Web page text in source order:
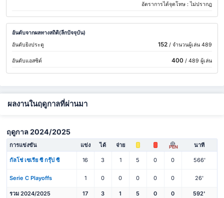
อัตราการได้จุดโทษ :ไม่ปรากฎ
อันดับจากผลทางสถิติ(ลีกปัจจุบัน)
อันดับยิงประตู
152/ จำนวนผู้เล่น 489
อันดับแอสซิต์ 400 / 489 ผู้เล่น
ผลงานในฤดูกาลที่ผ่านมา
ฤดูกาล 2024/2025
การแข่งขัน แข่ง ได้ จ่าย PEN นาที
กัลโช่ เซเรีย ซี กรุ๊ป ซี 16 3 1 5 0 0 566'
Serie C Playoffs 1 0 0 0 0 0 26'
รวม 2024/2025 17 3 1 5 0 0 592'